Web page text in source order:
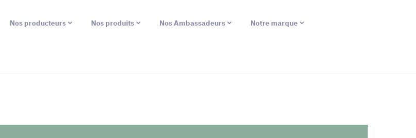
Nos producteurs Nos produits Nos Ambassadeurs Notre marque